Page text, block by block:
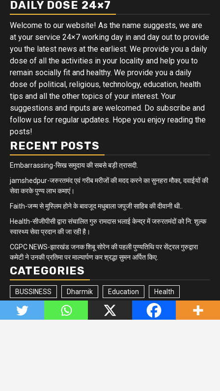
DAILY DOSE 24×7
Welcome to our website! As the name suggests, we are
at your service 24×7 working day in and day out to provide
you the latest news at the earliest. We provide you a daily
dose of all the activities in your locality and help you to
remain socially fit and healthy. We provide you a daily
dose of political, religious, technology, education, health
tips and all the other topics of your interest. Your
suggestions and inputs are welcomed. Do subscribe and
follow us for regular updates. Hope you enjoy reading the
posts!
RECENT POSTS
Embarrassing-सिख समुदाय की सबसे बड़ी त्रासदी.
jamshedpur-जरुरतमंद एवं गरीब मरीजों की मदद करने का सुनहरा मौका, दवाईयों की
सेवा करके पुण्य लाभ कमाएं।
Faith-जन्म से मुस्लिम होने के बावजूद मधुबाला जपुजी साहिब की दीवानी थी..
Health-सीजीपीसी द्वारा संचालित गुरु रामदास भलाई केन्द्र में जरुरतमंदों को नि: शुल्क
स्वास्थ्य सेवा प्रदान की जा रही है।
CGPC NEWS-झारखंड जनक शिबू सोरेन की पहली पुण्यतिथि पर सेंट्रल गुरुद्वारा
कमेटी ने उनकी प्रतिमा पर माल्यार्पण कर श्रद्धा सुमन अर्पित किए.
CATEGORIES
BUSSINESS Dharmik Education Health
Jharkhand/Bihar Matrimonial Minority